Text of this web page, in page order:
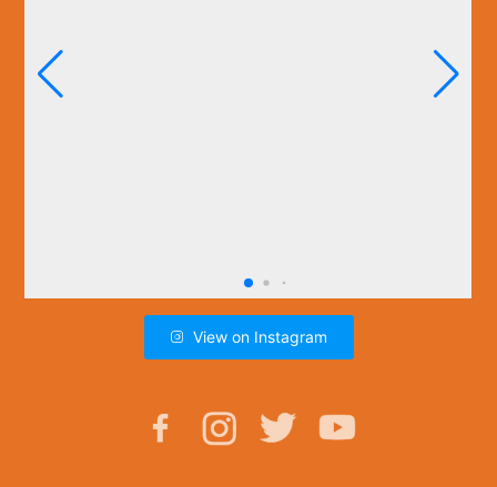
View on Instagram